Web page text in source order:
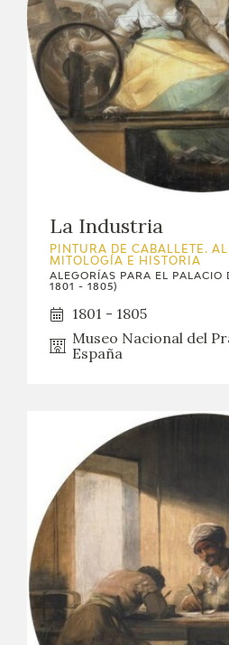
GOYA EN EL MUNDO
GOYA EN ARAGÓN
PREMIO ARAGÓN GOYA
PUBLICACIONES
TIENDA
RECURSOS EDUCATIVOS
FICHAS ARASAAC
La Industria
PINTURA DE CABALLETE.
MITOLOGÍA E HISTORIA
ALEGORÍAS PARA EL PALACIO
1801 - 1805)
1801 - 1805
Museo Nacional del
España